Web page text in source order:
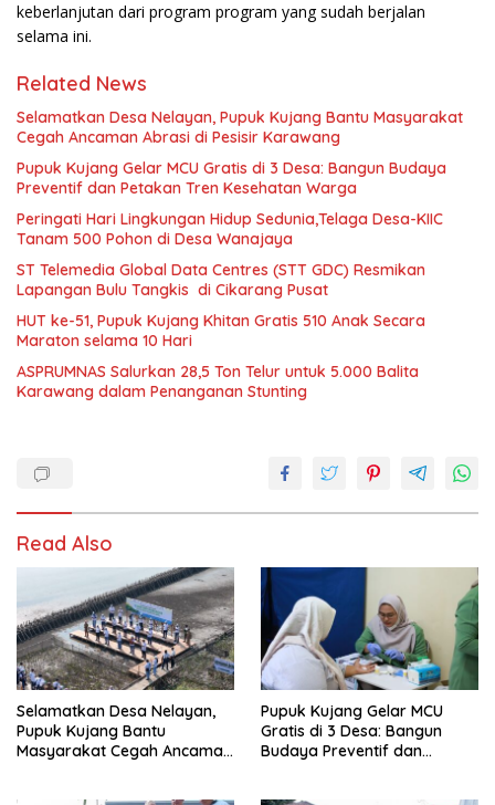
keberlanjutan dari program program yang sudah berjalan
selama ini.
Related News
Selamatkan Desa Nelayan, Pupuk Kujang Bantu Masyarakat
Cegah Ancaman Abrasi di Pesisir Karawang
Pupuk Kujang Gelar MCU Gratis di 3 Desa: Bangun Budaya
Preventif dan Petakan Tren Kesehatan Warga
Peringati Hari Lingkungan Hidup Sedunia,Telaga Desa-KIIC
Tanam 500 Pohon di Desa Wanajaya
ST Telemedia Global Data Centres (STT GDC) Resmikan
Lapangan Bulu Tangkis di Cikarang Pusat
HUT ke-51, Pupuk Kujang Khitan Gratis 510 Anak Secara
Maraton selama 10 Hari
ASPRUMNAS Salurkan 28,5 Ton Telur untuk 5.000 Balita
Karawang dalam Penanganan Stunting
Read Also
Selamatkan Desa Nelayan,
Pupuk Kujang Bantu
Masyarakat Cegah Ancaman
Pupuk Kujang Gelar MCU
Gratis di 3 Desa: Bangun
Budaya Preventif dan